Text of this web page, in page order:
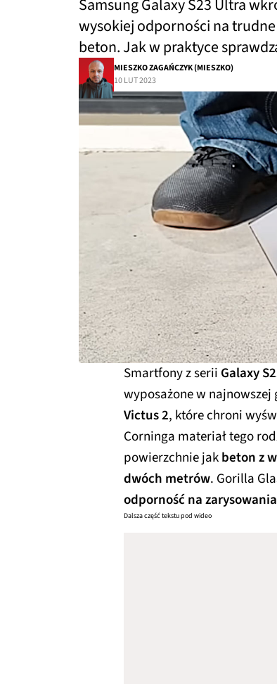
Samsung Galaxy S23 Ultra
wysokiej odporności na
beton. Jak w praktyce
MIESZKO ZAGAŃCZYK (MIESZKO)
10 LUT 2023
Smartfony z serii Galaxy
wyposażone w
Victus 2, które chroni
Corninga materiał tego
powierzchnie jakbeton z
dwóch metrów. Gorilla
odporność na zarysowania
Dalsza część tekstu pod wideo